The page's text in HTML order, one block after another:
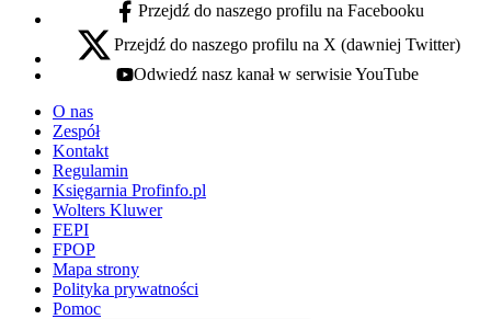
facebook - otwiera się w nowej karcie
Przejdź do naszego profilu na Facebooku
x - otwiera się w nowej karcie
Przejdź do naszego profilu na X (dawniej Twitter)
youtube - otwiera się w nowej karcie
Odwiedź nasz kanał w serwisie YouTube
O nas
Zespół
Kontakt
Regulamin
Księgarnia Profinfo.pl
Wolters Kluwer
FEPI
FPOP
Mapa strony
Polityka prywatności
Pomoc